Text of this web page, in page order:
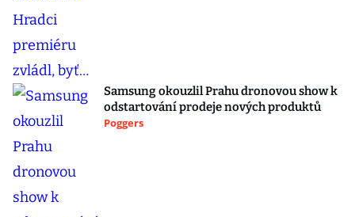
Samsung okouzlil Prahu dronovou show k
odstartování prodeje nových produktů
Poggers